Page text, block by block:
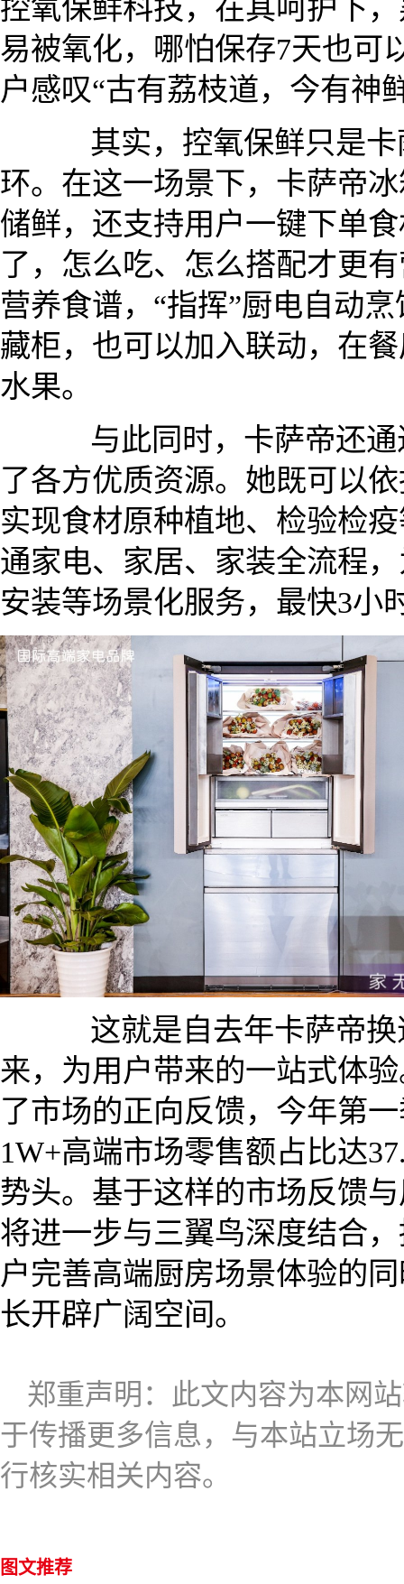
控氧保鲜科技，在其呵护下
易被氧化，哪怕保存7天也可
户感叹“古有荔枝道，今有神
其实，控氧保鲜只是卡
环。在这一场景下，卡萨帝
储鲜，还支持用户一键下单
了，怎么吃、怎么搭配才更
营养食谱，“指挥”厨电自动
藏柜，也可以加入联动，在
水果。
与此同时，卡萨帝还通
了各方优质资源。她既可以
实现食材原种植地、检验检
通家电、家居、家装全流程
安装等场景化服务，最快3小
这就是自去年卡萨帝换
来，为用户带来的一站式体
了市场的正向反馈，今年第
1W+高端市场零售额占比达
势头。基于这样的市场反馈
将进一步与三翼鸟深度结合
户完善高端厨房场景体验的
长开辟广阔空间。
郑重声明：此文内容为本网
于传播更多信息，与本站立场
行核实相关内容。
图文推荐